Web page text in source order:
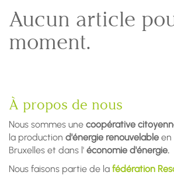
Aucun article
moment.
À propos de nous
Nous sommes une coopérative
la production d'énergie renouvelable en
Bruxelles et dans l' économie d'énergie.
Nous faisons partie de la fédération